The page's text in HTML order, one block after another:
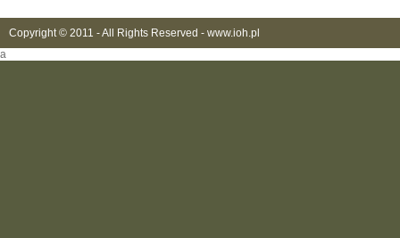
Copyright © 2011 - All Rights Reserved - www.ioh.pl
a